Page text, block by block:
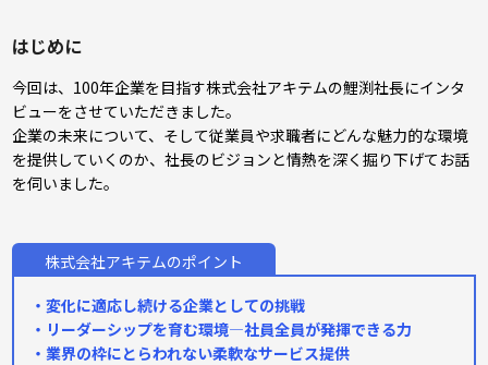
はじめに
今回は、100年企業を目指す株式会社アキテムの鯉渕社長にインタ
ビューをさせていただきました。
企業の未来について、そして従業員や求職者にどんな魅力的な環境
を提供していくのか、社長のビジョンと情熱を深く掘り下げてお話
を伺いました。
株式会社アキテムのポイント
・変化に適応し続ける企業としての挑戦
・リーダーシップを育む環境―社員全員が発揮できる力
・業界の枠にとらわれない柔軟なサービス提供